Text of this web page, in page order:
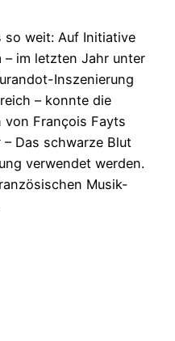
so weit: Auf Initiative
– im letzten Jahr unter
Inszenierung
– konnte die
von François Fayts
Das schwarze Blut
verwendet werden.
Musik-